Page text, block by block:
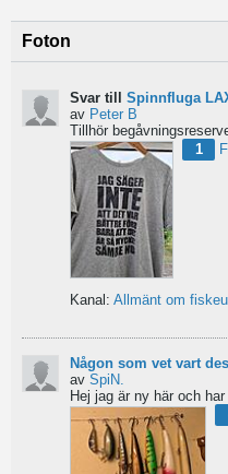
Foton
Svar till Spinnfluga LAX-
av Peter B
1
Kanal: Allmänt om
Någon som vet vart
av SpiN.